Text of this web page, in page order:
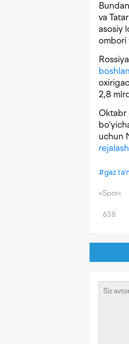
va
asosiy
ombori
2,8
Oktabr
uchun
#gaz
«Spot»
638